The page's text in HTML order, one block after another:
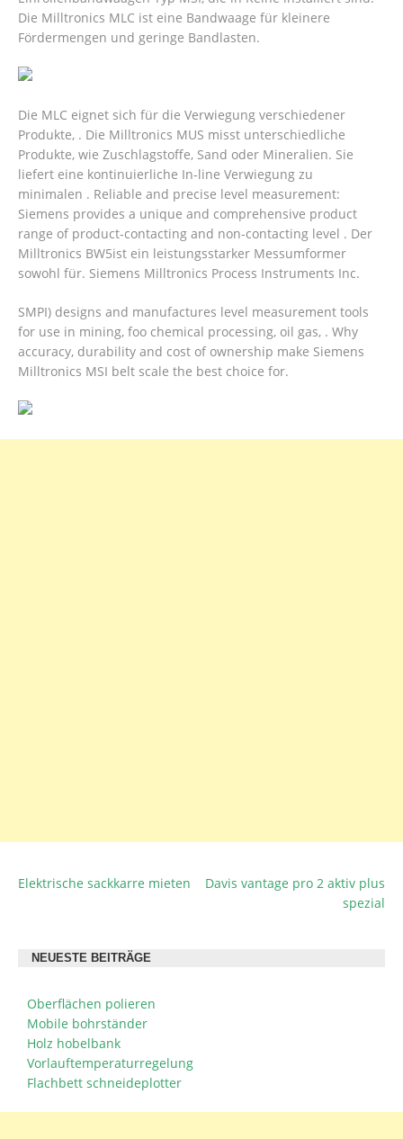
Die Milltronics MLC ist eine Bandwaage für kleinere
Fördermengen und geringe Bandlasten.
Die MLC eignet sich für die Verwiegung verschiedener
Produkte, . Die Milltronics MUS misst unterschiedliche
Produkte, wie Zuschlagstoffe, Sand oder Mineralien. Sie
liefert eine kontinuierliche In-line Verwiegung zu
minimalen . Reliable and precise level measurement:
Siemens provides a unique and comprehensive product
range of product-contacting and non-contacting level . Der
Milltronics BW5ist ein leistungsstarker Messumformer
sowohl für. Siemens Milltronics Process Instruments Inc.
SMPI) designs and manufactures level measurement tools
for use in mining, foo chemical processing, oil gas, . Why
accuracy, durability and cost of ownership make Siemens
Milltronics MSI belt scale the best choice for.
BEITRAGSNAVIGATION
Elektrische sackkarre mieten
Davis vantage pro 2 aktiv plus
spezial
NEUESTE BEITRÄGE
Oberflächen polieren
Mobile bohrständer
Holz hobelbank
Vorlauftemperaturregelung
Flachbett schneideplotter